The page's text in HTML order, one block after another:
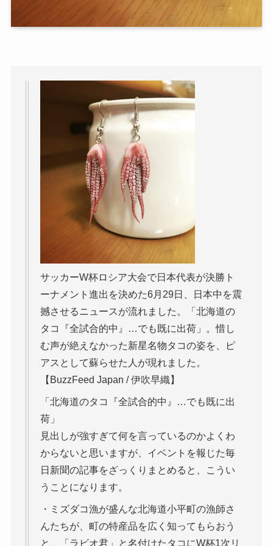
サッカーW杯ロシア大会で日本代表が決勝ト
ーナメント進出を決めた6月29日、日本中を震
撼させるニュースが流れました。「北海道の
タコ『全試合的中』…でも既に出荷」。惜し
む声が絶えなかった新星名物タコの姿を、ピ
アスとして蘇らせた人が現れました。
【BuzzFeed Japan / 伊吹早織】
「北海道のタコ『全試合的中』…でも既に出
荷」
見出しが強すぎて何を言っているのかよくわ
からないと思いますが、イベントを報じた毎
日新聞の記事をざっくりまとめると、こうい
うことになります。
・ミズダコ漁が盛んな北海道小平町の漁師さ
んたちが、町の特産品を広く知ってもらおう
と、「ラビオ君」と名付けたタコにW杯1次リ